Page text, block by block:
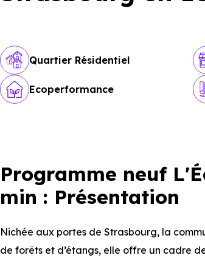
Quartier Résidentiel
Ecoperformance
Programme neuf
min : Présentation
Nichée aux portes de Strasbourg, la
de forêts et d’étangs, elle offre un cadre